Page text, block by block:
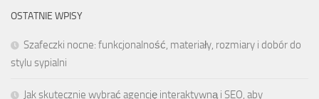
OSTATNIE WPISY
Szafeczki nocne: funkcjonalność, materiały, rozmiary i dobór do
stylu sypialni
Jak skutecznie wybrać agencję interaktywną i SEO, aby